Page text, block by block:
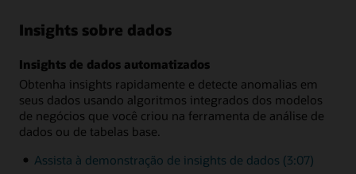
Insights sobre dados
Insights de dados automatizados
Obtenha insights rapidamente e detecte anomalias em
seus dados usando algoritmos integrados dos modelos
de negócios que você criou na ferramenta de análise de
dados ou de tabelas base.
Assista à demonstração de insights de dados (3:07)